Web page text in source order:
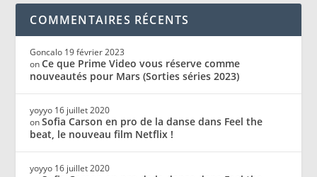
COMMENTAIRES RÉCENTS
Goncalo 19 février 2023
onCe que Prime Video vous réserve comme
nouveautés pour Mars (Sorties séries 2023)
yoyyo 16 juillet 2020
onSofia Carson en pro de la danse dans Feel the
beat, le nouveau film Netflix !
yoyyo 16 juillet 2020